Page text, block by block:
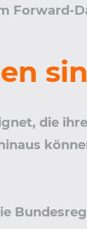
Forward-
die